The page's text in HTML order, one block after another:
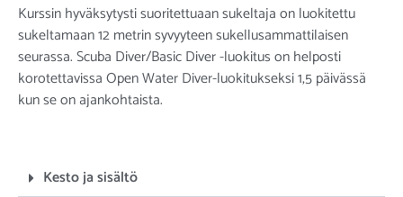
Kurssin hyväksytysti suoritettuaan sukeltaja on luokitettu
sukeltamaan 12 metrin syvyyteen sukellusammattilaisen
seurassa. Scuba Diver/Basic Diver -luokitus on helposti
korotettavissa Open Water Diver-luokitukseksi 1,5 päivässä
kun se on ajankohtaista.
Kesto ja sisältö